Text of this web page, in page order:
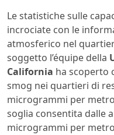
Le statistiche sulle
incrociate con le
atmosferico nel
soggetto l’équipe della
California ha scoperto
smog nei quartieri di
microgrammi per
soglia consentita dalle
microgrammi per